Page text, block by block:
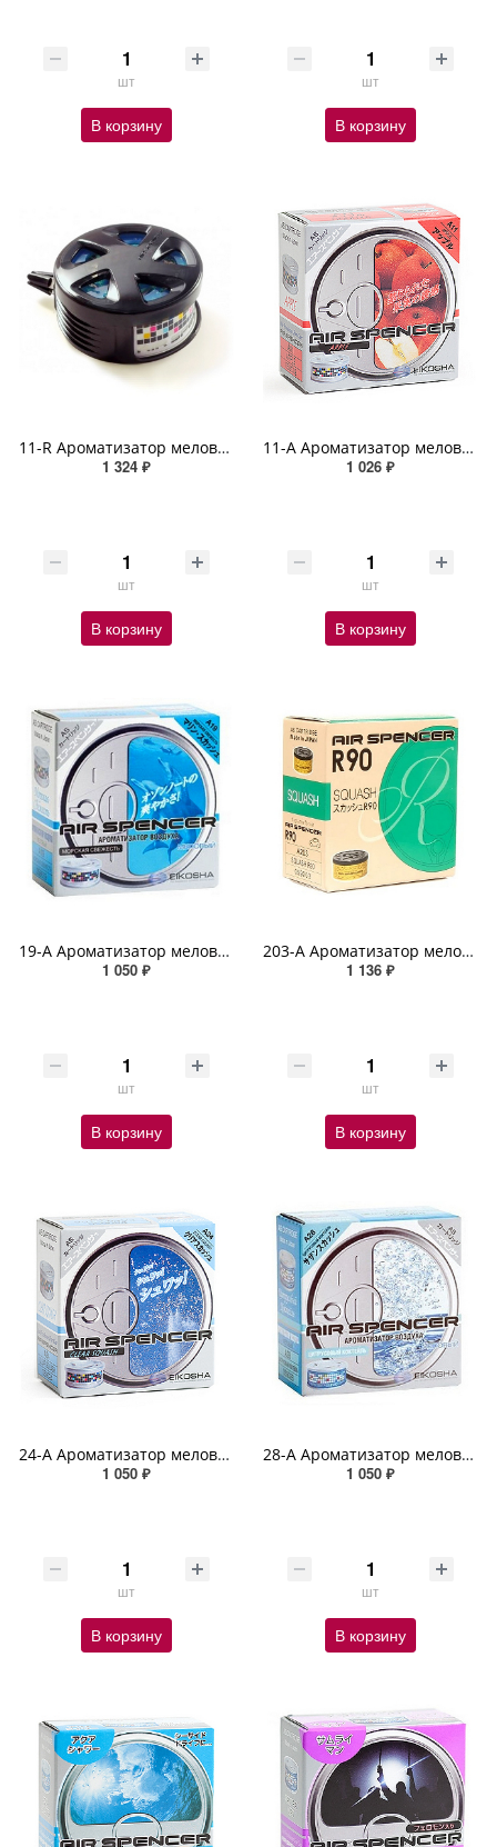
шт
В корзину
шт
В корзину
11-R Ароматизатор меловой MARINE SQUASH/морская свежесть/+ холдер на дефлектор
1 324 ₽
шт
В корзину
11-А Ароматизатор меловой APPLE SPIRIT REFILL
1 026 ₽
шт
В корзину
19-А Ароматизатор меловой MARINE SQUASH SPIRIT REFILL
1 050 ₽
шт
В корзину
203-A Ароматизатор меловой SPIRIT REFILL R90 - SQUASH
1 136 ₽
шт
В корзину
24-A Ароматизатор меловой CLEAR SQUASH SPIRIT REFILL
1 050 ₽
шт
В корзину
28-А Ароматизатор меловой SAZAN SQUASH SPIRIT REFILL
1 050 ₽
шт
В корзину